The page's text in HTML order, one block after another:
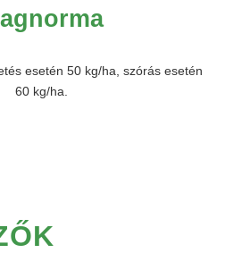
esetén 50 kg/ha, szórás esetén
60 kg/ha.